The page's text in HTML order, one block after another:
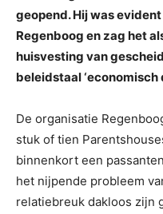
geopend. Hij was
Regenboog en zag het
huisvesting van
beleidstaal ‘economisch
De organisatie
stuk of tien
binnenkort een
het nijpende probleem
relatiebreuk dakloos zijn